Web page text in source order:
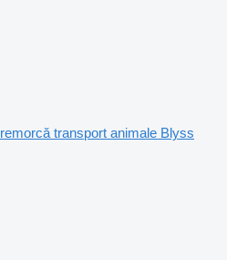
remorcă transport animale Blyss